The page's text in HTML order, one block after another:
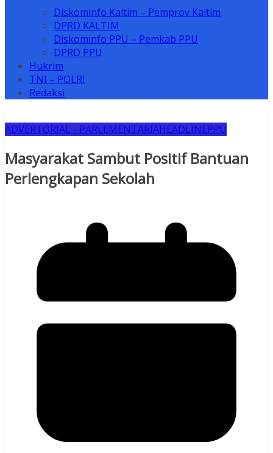
Diskominfo Kaltim – Pemprov Kaltim
DPRD KALTIM
Diskominfo PPU – Pemkab PPU
DPRD PPU
Hukrim
TNI – POLRI
Redaksi
ADVERTORIAL - PARLEMENTARIAHEADLINEPPU
Masyarakat Sambut Positif Bantuan
Perlengkapan Sekolah